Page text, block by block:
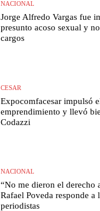
NACIONAL
Jorge Alfredo Vargas fue
presunto acoso sexual y
cargos
CESAR
Expocomfacesar impulsó
emprendimiento y llevó
Codazzi
NACIONAL
“No me dieron el derecho
Rafael Poveda responde a
periodistas